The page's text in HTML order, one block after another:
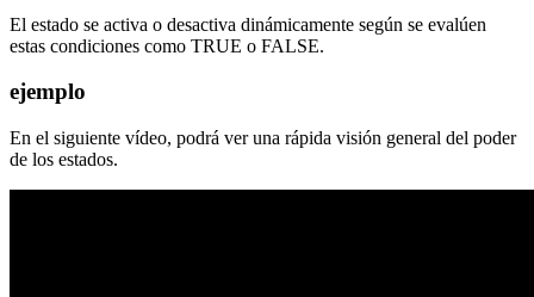
El estado se activa o desactiva dinámicamente según se evalúen
estas condiciones como TRUE o FALSE.
ejemplo
En el siguiente vídeo, podrá ver una rápida visión general del poder
de los estados.